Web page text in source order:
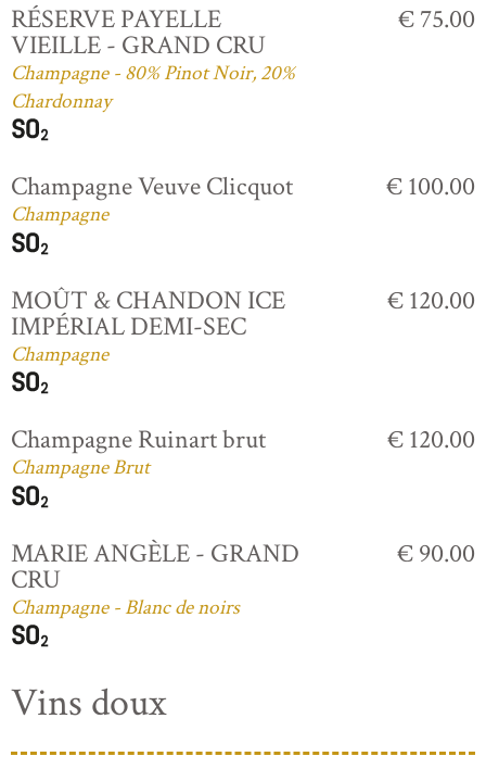
RÉSERVE PAYELLE
VIEILLE - GRAND CRU
Champagne - 80% Pinot Noir, 20%
Chardonnay
€ 75.00
Champagne Veuve Clicquot
Champagne
€ 100.00
MOÛT & CHANDON ICE
IMPÉRIAL DEMI-SEC
Champagne
€ 120.00
Champagne Ruinart brut
Champagne Brut
€ 120.00
MARIE ANGÈLE - GRAND
CRU
Champagne - Blanc de noirs
€ 90.00
Vins doux